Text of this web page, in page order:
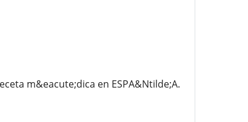
m&eacute;dica en ESPA&Ntilde;A.